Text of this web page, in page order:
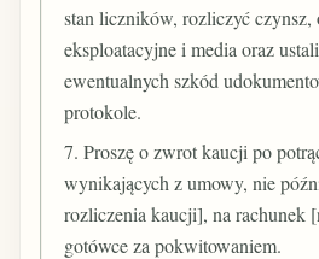
stan liczników, rozliczyć czynsz,
eksploatacyjne i media oraz
ewentualnych szkód
protokole.
7. Proszę o zwrot kaucji po
wynikających z umowy, nie
rozliczenia kaucji], na rachunek
gotówce za pokwitowaniem.